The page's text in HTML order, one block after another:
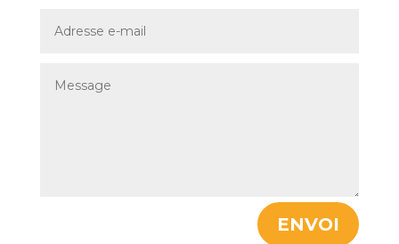
ENVOI